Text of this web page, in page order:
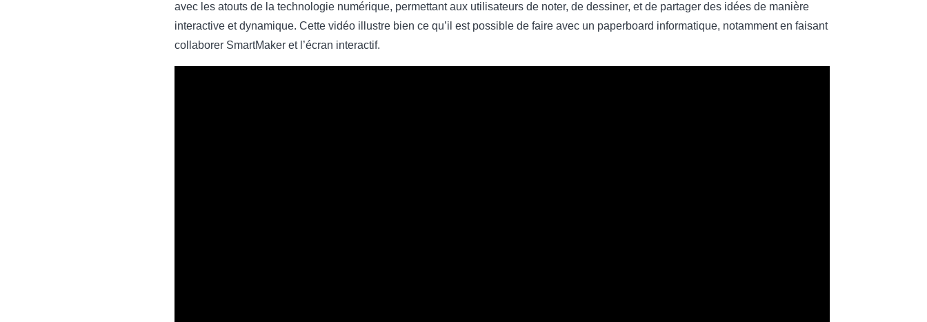
avec les atouts de la technologie numérique, permettant aux utilisateurs de noter, de dessiner, et de partager des idées de manière
interactive et dynamique. Cette vidéo illustre bien ce qu’il est possible de faire avec un paperboard informatique, notamment en faisant
collaborer SmartMaker et l’écran interactif.